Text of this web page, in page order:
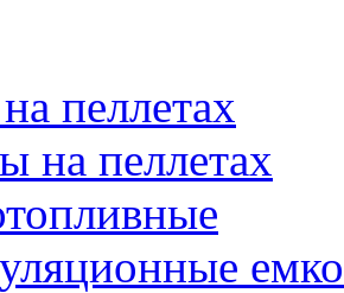
пеллетах
на пеллетах